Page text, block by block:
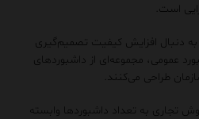
است.
دنبال افزایش کیفیت تصمیم‌گیری
عمومی، مجموعه‌ای از داشبوردهای
طراحی می‌کنند.
تجاری به تعداد داشبوردها وابسته